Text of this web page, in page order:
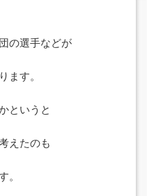
の選手などが
ます。
というと
えたのも
。